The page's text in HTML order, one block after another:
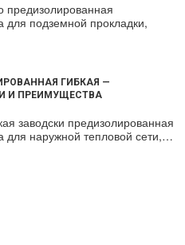
предизолированная
для подземной прокладки,
ГИБКАЯ —
И ПРЕИМУЩЕСТВА
заводски предизолированная
для наружной тепловой сети,…